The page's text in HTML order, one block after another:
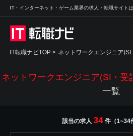
IT・インターネット・ゲーム業界の求人・転職サイトは
IT転職ナビTOP > ネットワークエンジニア
ネットワークエンジニア(SI・受
一覧
該当の求人 34 件（1~34